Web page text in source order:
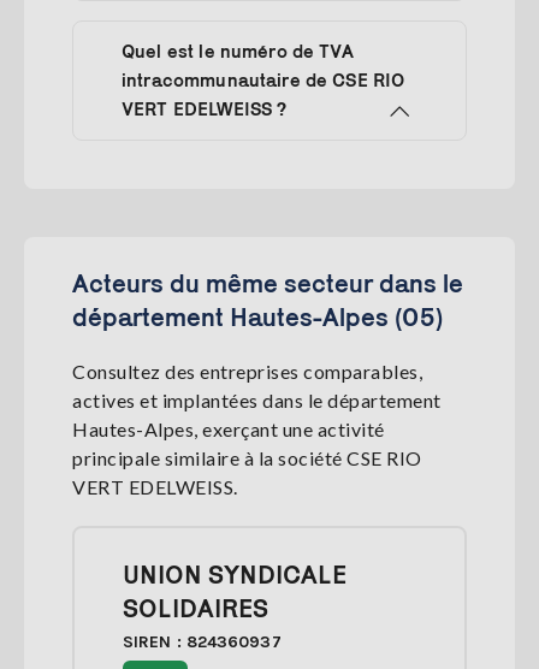
Quel est le numéro de TVA
intracommunautaire de CSE RIO
VERT EDELWEISS ?
Acteurs du même secteur dans le
département Hautes-Alpes (05)
Consultez des entreprises comparables,
actives et implantées dans le département
Hautes-Alpes, exerçant une activité
principale similaire à la société CSE RIO
VERT EDELWEISS.
UNION SYNDICALE
SOLIDAIRES
SIREN : 824360937